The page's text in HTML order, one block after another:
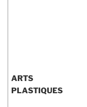
ARTS
PLASTIQUES